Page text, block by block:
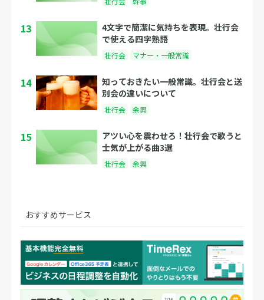
13
4文字で簡潔に気持ちを表現。壮行会
で使える四字熟語
壮行会 マナー・一般常識
14
知っておきたい一般常識。壮行会と送
別会の違いについて
壮行会 余興
15
アツい心を震わせろ！壮行会で歌うと
士気が上がる曲3選
壮行会 余興
おすすめサービス